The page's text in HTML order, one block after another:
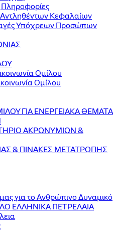
Πληροφορίες
Αντληθέντων Κεφαλαίων
Υπόχρεων Προσώπων
Ομίλου
Ομίλου
ΓΙΑ ΕΝΕΡΓΕΙΑΚΑ ΘΕΜΑΤΑ
ΑΚΡΩΝΥΜΙΩΝ &
& ΠΙΝΑΚΕΣ ΜΕΤΑΤΡΟΠΗΣ
για το Ανθρώπινο Δυναμικό
ΕΛΛΗΝΙΚΑ ΠΕΤΡΕΛΑΙΑ